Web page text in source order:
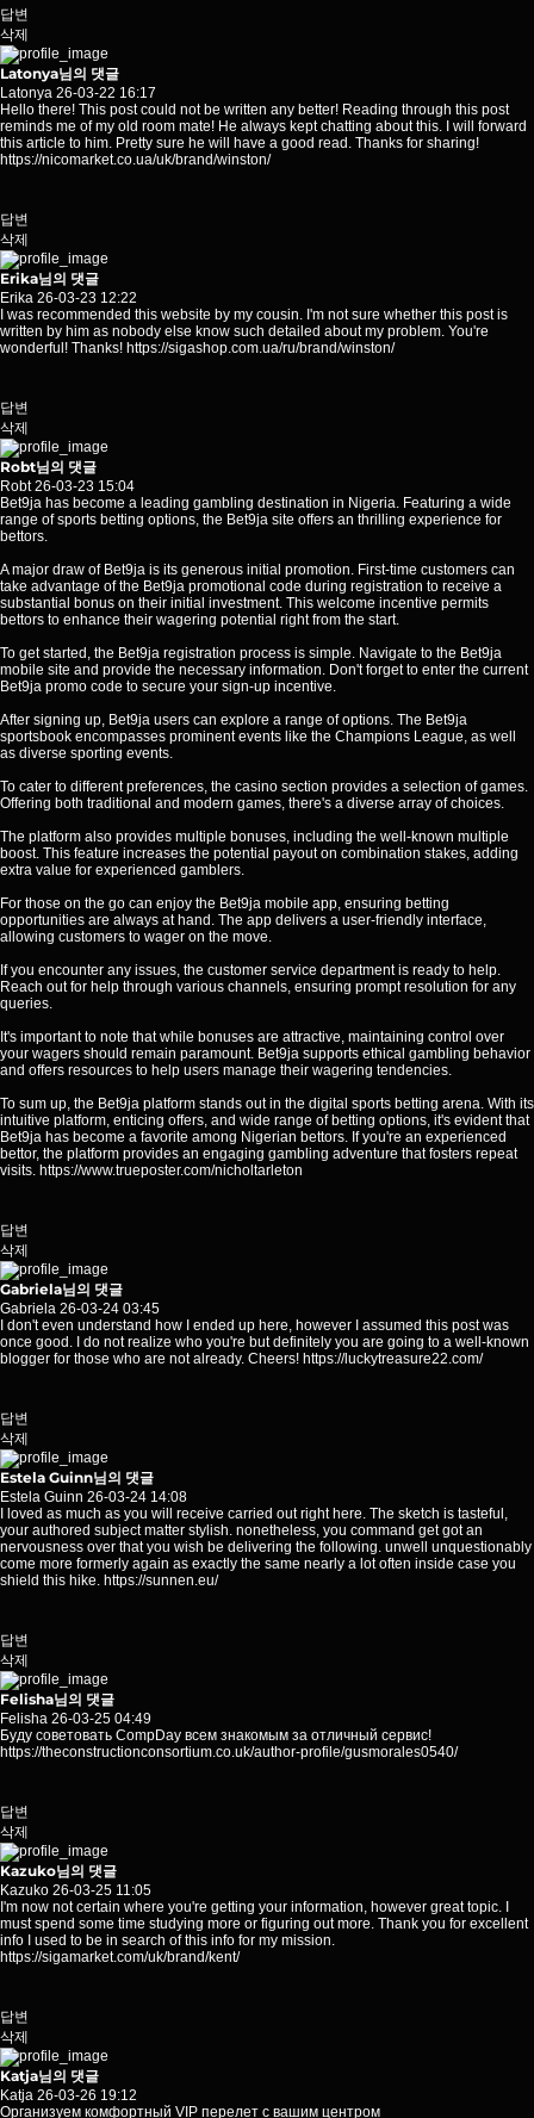
답변
삭제
Latonya님의 댓글
Latonya 26-03-22 16:17
Hello there! This post could not be written any better! Reading through this post
reminds me of my old room mate! He always kept chatting about this. I will forward
this article to him. Pretty sure he will have a good read. Thanks for sharing!
https://nicomarket.co.ua/uk/brand/winston/
답변
삭제
Erika님의 댓글
Erika 26-03-23 12:22
I was recommended this website by my cousin. I'm not sure whether this post is
written by him as nobody else know such detailed about my problem. You're
wonderful! Thanks! https://sigashop.com.ua/ru/brand/winston/
답변
삭제
Robt님의 댓글
Robt 26-03-23 15:04
Bet9ja has become a leading gambling destination in Nigeria. Featuring a wide
range of sports betting options, the Bet9ja site offers an thrilling experience for
bettors.
A major draw of Bet9ja is its generous initial promotion. First-time customers can
take advantage of the Bet9ja promotional code during registration to receive a
substantial bonus on their initial investment. This welcome incentive permits
bettors to enhance their wagering potential right from the start.
To get started, the Bet9ja registration process is simple. Navigate to the Bet9ja
mobile site and provide the necessary information. Don't forget to enter the current
Bet9ja promo code to secure your sign-up incentive.
After signing up, Bet9ja users can explore a range of options. The Bet9ja
sportsbook encompasses prominent events like the Champions League, as well
as diverse sporting events.
To cater to different preferences, the casino section provides a selection of games.
Offering both traditional and modern games, there's a diverse array of choices.
The platform also provides multiple bonuses, including the well-known multiple
boost. This feature increases the potential payout on combination stakes, adding
extra value for experienced gamblers.
For those on the go can enjoy the Bet9ja mobile app, ensuring betting
opportunities are always at hand. The app delivers a user-friendly interface,
allowing customers to wager on the move.
If you encounter any issues, the customer service department is ready to help.
Reach out for help through various channels, ensuring prompt resolution for any
queries.
It's important to note that while bonuses are attractive, maintaining control over
your wagers should remain paramount. Bet9ja supports ethical gambling behavior
and offers resources to help users manage their wagering tendencies.
To sum up, the Bet9ja platform stands out in the digital sports betting arena. With its
intuitive platform, enticing offers, and wide range of betting options, it's evident that
Bet9ja has become a favorite among Nigerian bettors. If you're an experienced
bettor, the platform provides an engaging gambling adventure that fosters repeat
visits. https://www.trueposter.com/nicholtarleton
답변
삭제
Gabriela님의 댓글
Gabriela 26-03-24 03:45
I don't even understand how I ended up here, however I assumed this post was
once good. I do not realize who you're but definitely you are going to a well-known
blogger for those who are not already. Cheers! https://luckytreasure22.com/
답변
삭제
Estela Guinn님의 댓글
Estela Guinn 26-03-24 14:08
I loved as much as you will receive carried out right here. The sketch is tasteful,
your authored subject matter stylish. nonetheless, you command get got an
nervousness over that you wish be delivering the following. unwell unquestionably
come more formerly again as exactly the same nearly a lot often inside case you
shield this hike. https://sunnen.eu/
답변
삭제
Felisha님의 댓글
Felisha 26-03-25 04:49
Буду советовать CompDay всем знакомым за отличный сервис!
https://theconstructionconsortium.co.uk/author-profile/gusmorales0540/
답변
삭제
Kazuko님의 댓글
Kazuko 26-03-25 11:05
I'm now not certain where you're getting your information, however great topic. I
must spend some time studying more or figuring out more. Thank you for excellent
info I used to be in search of this info for my mission.
https://sigamarket.com/uk/brand/kent/
답변
삭제
Katja님의 댓글
Katja 26-03-26 19:12
Организуем комфортный VIP перелет с вашим центром